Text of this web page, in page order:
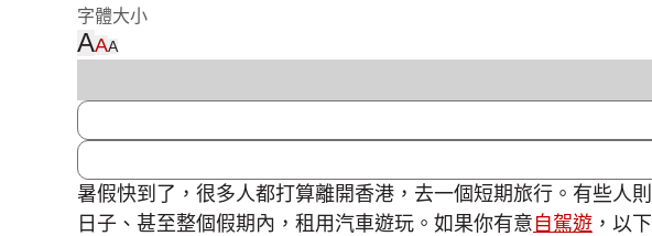
字體大小
AAA
暑假快到了，很多人都打算離開香港，去一個短期旅行。有些人
日子、甚至整個假期內，租用汽車遊玩。如果你有意 自駕遊 ，以